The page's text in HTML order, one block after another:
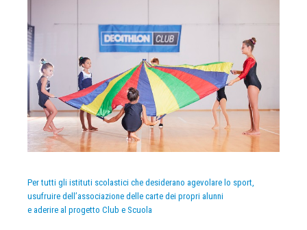
Per tutti gli istituti scolastici che desiderano agevolare lo sport,
usufruire dell’associazione delle carte dei propri alunni
e aderire al progetto Club e Scuola